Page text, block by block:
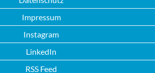
Impressum
Instagram
LinkedIn
RSS Feed